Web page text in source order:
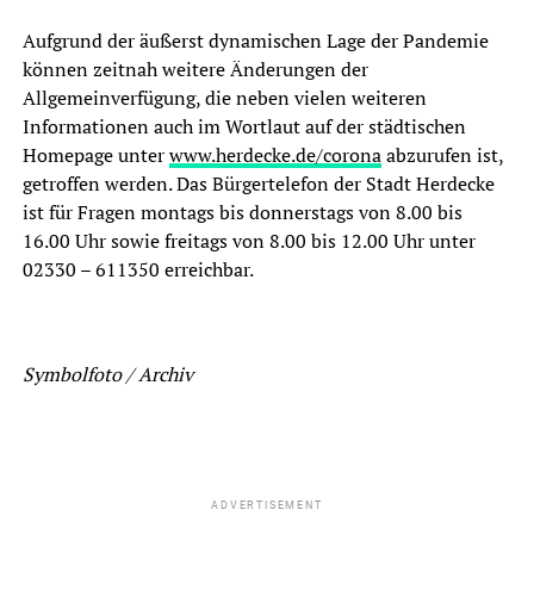
Aufgrund der äußerst dynamischen Lage der Pandemie
können zeitnah weitere Änderungen der
Allgemeinverfügung, die neben vielen weiteren
Informationen auch im Wortlaut auf der städtischen
Homepage unterwww.herdecke.de/coronaabzurufen ist,
getroffen werden. Das Bürgertelefon der Stadt Herdecke
ist für Fragen montags bis donnerstags von 8.00 bis
16.00 Uhr sowie freitags von 8.00 bis 12.00 Uhr unter
02330 – 611350 erreichbar.
Symbolfoto / Archiv
ADVERTISEMENT